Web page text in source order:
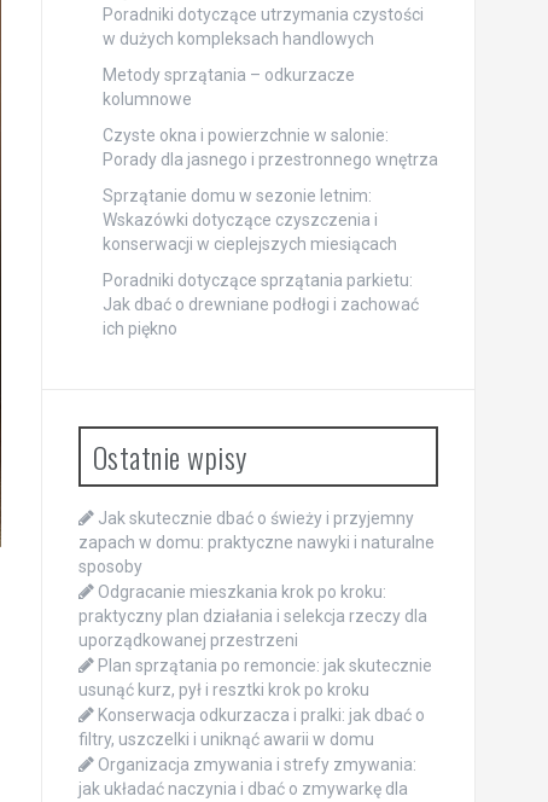
Poradniki dotyczące utrzymania czystości
w dużych kompleksach handlowych
Metody sprzątania – odkurzacze
kolumnowe
Czyste okna i powierzchnie w salonie:
Porady dla jasnego i przestronnego wnętrza
Sprzątanie domu w sezonie letnim:
Wskazówki dotyczące czyszczenia i
konserwacji w cieplejszych miesiącach
Poradniki dotyczące sprzątania parkietu:
Jak dbać o drewniane podłogi i zachować
ich piękno
Ostatnie wpisy
Jak skutecznie dbać o świeży i przyjemny
zapach w domu: praktyczne nawyki i naturalne
sposoby
Odgracanie mieszkania krok po kroku:
praktyczny plan działania i selekcja rzeczy dla
uporządkowanej przestrzeni
Plan sprzątania po remoncie: jak skutecznie
usunąć kurz, pył i resztki krok po kroku
Konserwacja odkurzacza i pralki: jak dbać o
filtry, uszczelki i uniknąć awarii w domu
Organizacja zmywania i strefy zmywania:
jak układać naczynia i dbać o zmywarkę dla